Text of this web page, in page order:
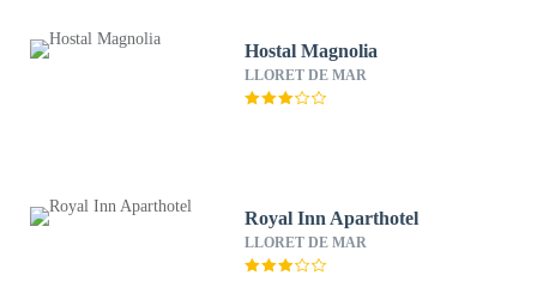
Hostal Magnolia
LLORET DE MAR
Royal Inn Aparthotel
LLORET DE MAR